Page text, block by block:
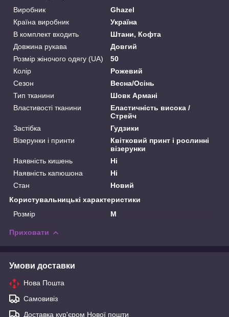
Виробник
Ghazel
Країна виробник
Україна
В комплект входить
Штани, Кофта
Довжина рукава
Довгий
Розмір жіночого одягу (UA)
50
Колір
Рожевий
Сезон
Весна/Осінь
Тип тканини
Шовк Армані
Властивості тканини
Еластичність висока /
Стрейч
Застібка
Гудзики
Візерунки і принти
Квітковий принт і рослинні
візерунки
Наявність кишень
Ні
Наявність капюшона
Ні
Стан
Новий
Користувальницькі характеристики
Розмір
M
Приховати
Умови доставки
Нова Пошта
Самовивіз
Доставка кур'єром Нової пошти